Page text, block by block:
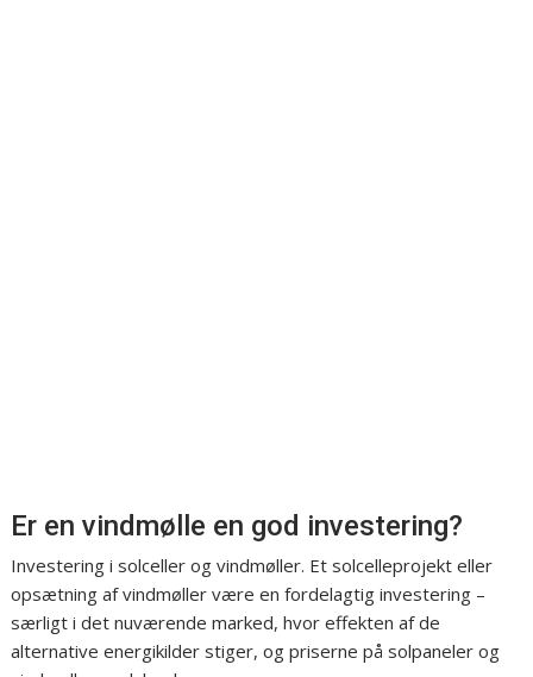
Er en vindmølle en god investering?
Investering i solceller og vindmøller. Et solcelleprojekt eller
opsætning af vindmøller være en fordelagtig investering –
særligt i det nuværende marked, hvor effekten af de
alternative energikilder stiger, og priserne på solpaneler og